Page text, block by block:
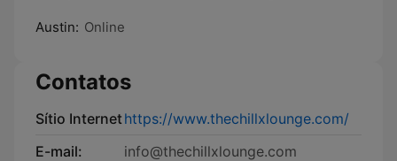
Austin: Online
Contatos
Sítio Internethttps://www.thechillxlounge.com/
E-mail:
info@thechillxlounge.com